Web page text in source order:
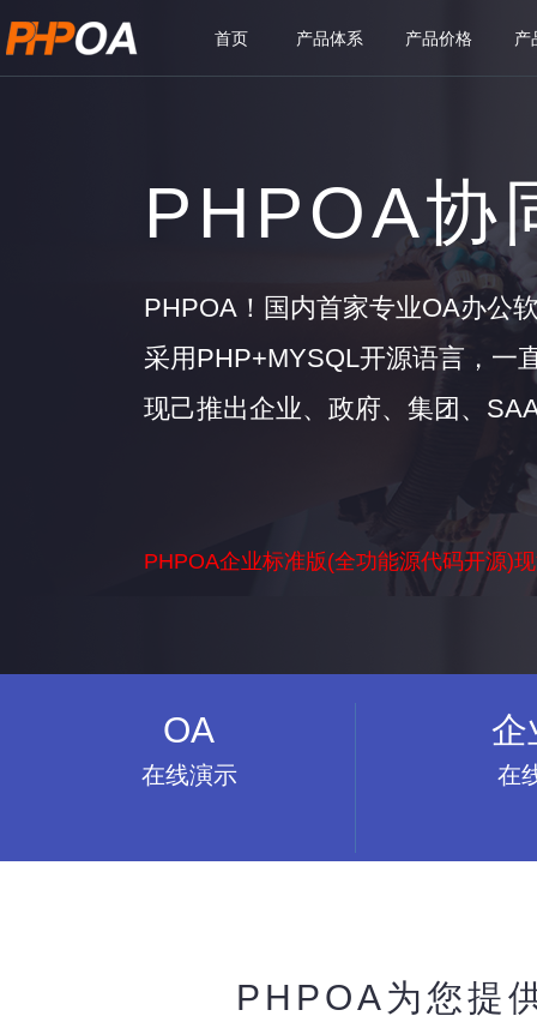
首页 产品体系 产品价格 产
PHPOA协
PHPOA！国内首家专业OA办公
采用PHP+MYSQL开源语言，一
现己推出企业、政府、集团、
PHPOA企业标准版(全功能源代码开源)
OA
在线演示
企
在
PHPOA为您提